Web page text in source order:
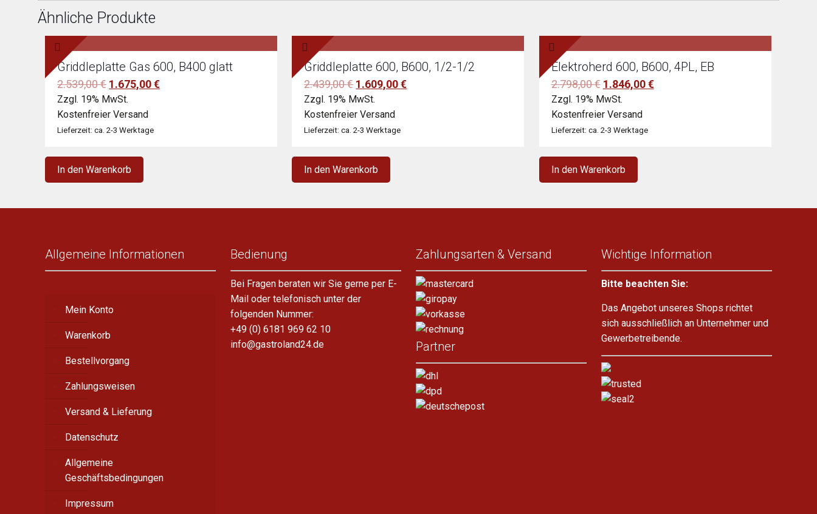
Ähnliche Produkte
Griddleplatte Gas 600, B400 glatt
2.539,00€ Ursprünglicher
Preis
war:
2.539,00 €
1.675,00€Aktueller
Zzgl. 19% MwSt.
Kostenfreier Versand
Lieferzeit: ca. 2-3 Werktage
In den Warenkorb
Griddleplatte 600, B600, 1/2-1/2
2.439,00€ Ursprünglicher
Preis
war:
2.439,00 €
1.609,00€Aktueller
Zzgl. 19% MwSt.
Kostenfreier Versand
Lieferzeit: ca. 2-3 Werktage
In den Warenkorb
Elektroherd 600, B600, 4PL, EB
2.798,00€ Ursprünglicher
Preis
war:
2.798,00 €
1.846,00€Aktueller
Zzgl. 19% MwSt.
Kostenfreier Versand
Lieferzeit: ca. 2-3 Werktage
In den Warenkorb
Allgemeine Informationen
Mein Konto
Warenkorb
Bestellvorgang
Zahlungsweisen
Versand & Lieferung
Datenschutz
Allgemeine
Geschäftsbedingungen
Impressum
Bedienung
Bei Fragen beraten wir Sie gerne per E-
Mail oder telefonisch unter der
folgenden Nummer:
+49 (0) 6181 969 62 10
info@gastroland24.de
Zahlungsarten & Versand
Partner
Wichtige Information
Bitte beachten Sie:
Das Angebot unseres Shops richtet
sich ausschließlich an Unternehmer und
Gewerbetreibende.